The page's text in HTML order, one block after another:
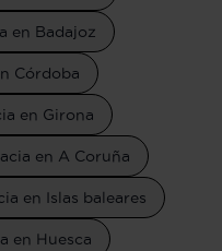
en Badajoz
Córdoba
en Girona
en A Coruña
en Islas baleares
en Huesca